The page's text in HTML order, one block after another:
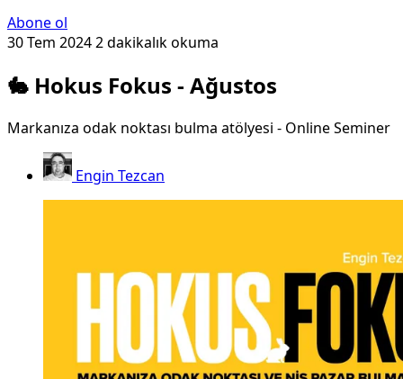
Abone ol
30 Tem 20242 dakikalık okuma
🐇 Hokus Fokus - Ağustos
Markanıza odak noktası bulma atölyesi - Online Seminer
Engin Tezcan